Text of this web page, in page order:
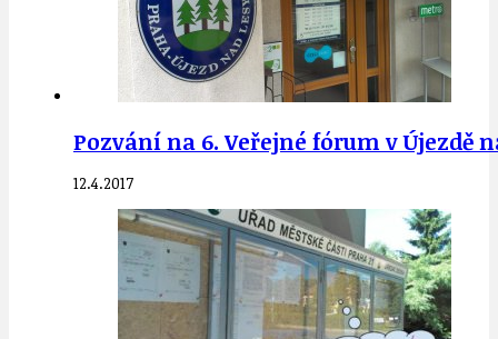
Pozvání na 6. Veřejné fórum v Újezdě
12.4.2017